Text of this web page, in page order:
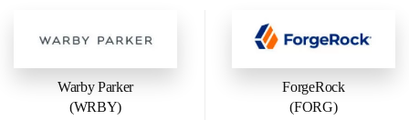
Warby Parker
(WRBY)
ForgeRock
(FORG)